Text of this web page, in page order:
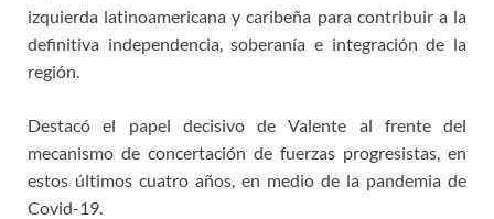
izquierda latinoamericana y caribeña para contribuir a la
definitiva independencia, soberanía e integración de la
región.
Destacó el papel decisivo de Valente al frente del
mecanismo de concertación de fuerzas progresistas, en
estos últimos cuatro años, en medio de la pandemia de
Covid-19.